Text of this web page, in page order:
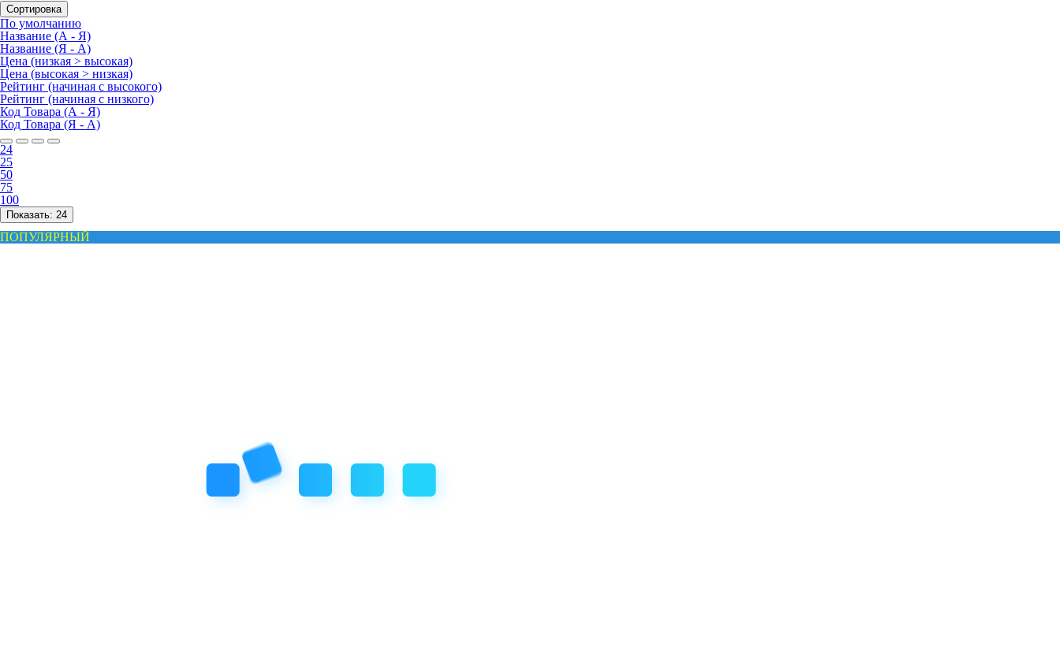
Сортировка
По умолчанию
Название (А - Я)
Название (Я - А)
Цена (низкая > высокая)
Цена (высокая > низкая)
Рейтинг (начиная с высокого)
Рейтинг (начиная с низкого)
Код Товара (А - Я)
Код Товара (Я - А)
24
25
50
75
100
Показать: 24
ПОПУЛЯРНЫЙ